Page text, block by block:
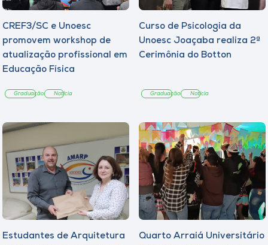
CREF3/SC e Unoesc
promovem workshop de
atualização profissional em
Educação Física
Graduação Notícia
Curso de Psicologia da
Unoesc Joaçaba realiza 2ª
Cerimônia do Botton
Graduação Notícia
Estudantes de Arquitetura
Quarto Arraiá Universitário